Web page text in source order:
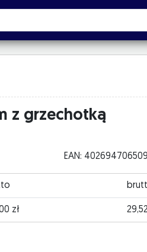
z grzechotką
EAN:
zł